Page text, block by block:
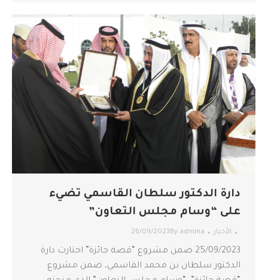
دارة الدكتور سلطان القاسمي تضيء
على “وسام مجلس التعاون”
الأخبار By admina
26/09/2023
25/09/2023 ضمن مشروع “قصة جائزة” اختارت دارة
الدكتور سلطان بن محمد القاسمي، ضمن مشروع